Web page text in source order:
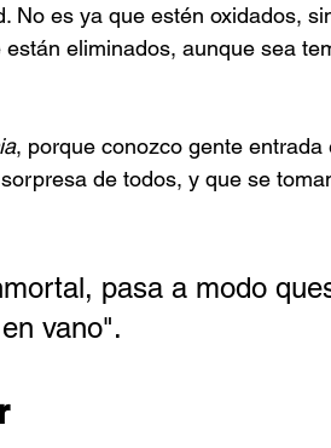
No es ya que estén oxidados,
eliminados, aunque sea
, porque conozco gente entrada
de todos, y que se
pasa a modo
vano".